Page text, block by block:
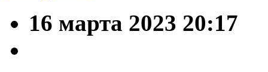
16 марта 2023 20:17